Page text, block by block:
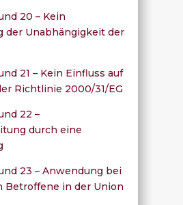
20 – Kein
der Unabhängigkeit der
21 – Kein Einfluss auf
Richtlinie 2000/31/EG
22 –
durch eine
23 – Anwendung bei
Betroffene in der Union